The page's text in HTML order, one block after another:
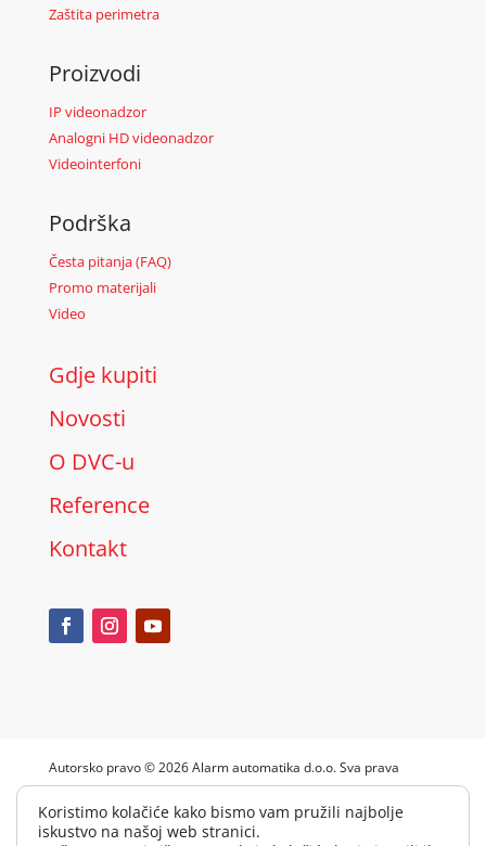
Zaštita perimetra
Proizvodi
IP videonadzor
Analogni HD videonadzor
Videointerfoni
Podrška
Česta pitanja (FAQ)
Promo materijali
Video
Gdje kupiti
Novosti
O DVC-u
Reference
Kontakt
Autorsko pravo © 2026 Alarm automatika d.o.o. Sva prava
Pravila privatnosti|Upravljanje kolačićima| Impressum
Koristimo kolačiće kako bismo vam pružili najbolje
iskustvo na našoj web stranici.